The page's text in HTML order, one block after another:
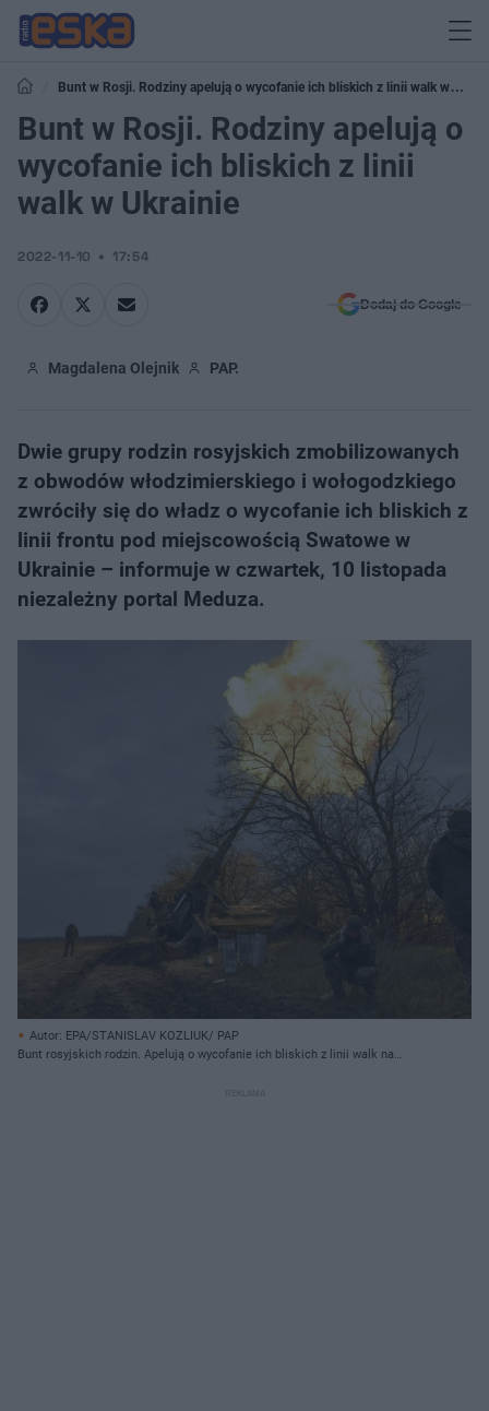
Bunt w Rosji. Rodziny apelują o wycofanie ich bliskich z linii walk w
Ukrainie
Bunt w Rosji. Rodziny apelują o
wycofanie ich bliskich z linii
walk w Ukrainie
2022-11-10 17:54
Dodaj do Google
Magdalena Olejnik PAP.
Dwie grupy rodzin rosyjskich zmobilizowanych
z obwodów włodzimierskiego i wołogodzkiego
zwróciły się do władz o wycofanie ich bliskich z
linii frontu pod miejscowością Swatowe w
Ukrainie – informuje w czwartek, 10 listopada
niezależny portal Meduza.
Autor: EPA/STANISLAV KOZLIUK/ PAP
Bunt rosyjskich rodzin. Apelują o wycofanie ich bliskich z linii walk na